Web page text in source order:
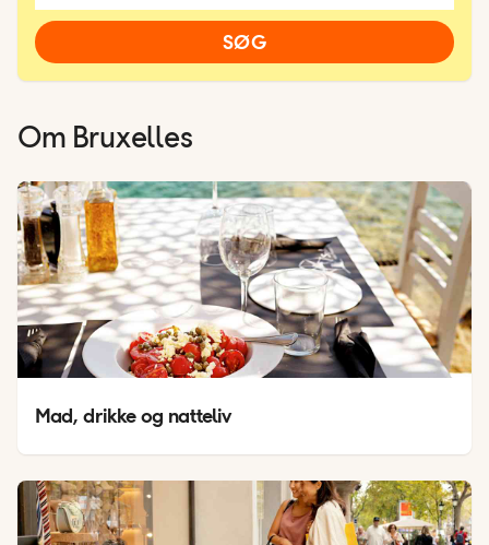
SØG
Om Bruxelles
Mad, drikke og natteliv